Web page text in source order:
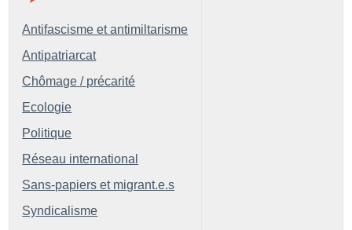
Antifascisme et antimiltarisme
Antipatriarcat
Chômage / précarité
Ecologie
Politique
Réseau international
Sans-papiers et migrant.e.s
Syndicalisme